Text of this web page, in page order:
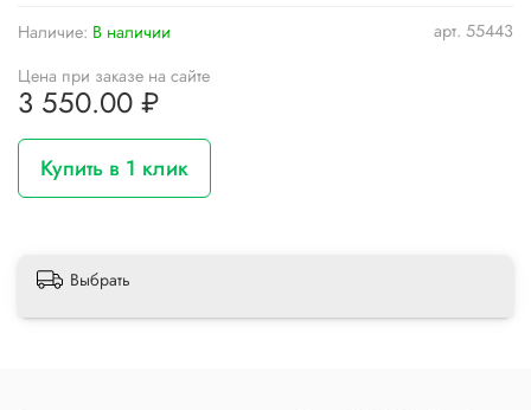
арт. 55443
Наличие: В наличии
Цена при заказе на сайте
3 550.00 ₽
Купить в 1 клик
Выбрать